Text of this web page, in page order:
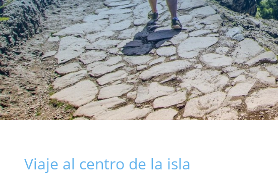
Viaje al centro de la isla